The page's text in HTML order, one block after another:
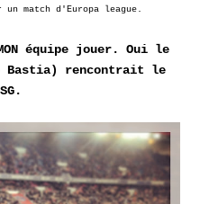
match d'Europa league.
équipe jouer. Oui le
Bastia) rencontrait le